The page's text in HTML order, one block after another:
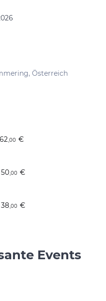
Österreich
62,00 €
50,00 €
38,00 €
Events